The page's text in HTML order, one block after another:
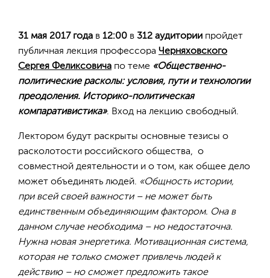
31 мая 2017 года в 12:00 в 312 аудитории пройдет
публичная лекция профессора Черняховского
Сергея Феликсовича по теме «Общественно-
политические расколы: условия, пути и технологии
преодоления. Историко-политическая
компаративистика». Вход на лекцию свободный.
Лектором будут раскрыты основные тезисы о
расколотости российского общества, о
совместной деятельности и о том, как общее дело
может объединять людей. «Общность истории,
при всей своей важности – не может быть
единственным объединяющим фактором. Она в
данном случае необходима – но недостаточна.
Нужна новая энергетика. Мотивационная система,
которая не только сможет привлечь людей к
действию – но сможет предложить такое